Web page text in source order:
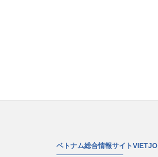
ベトナム総合情報サイトVIETJO